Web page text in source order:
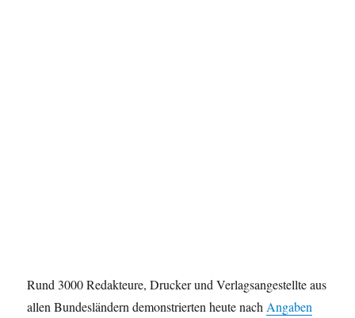
Rund 3000 Redakteure, Drucker und Verlagsangestellte aus
allen Bundesländern demonstrierten heute nach Angaben